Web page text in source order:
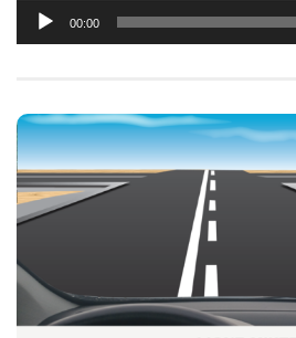
Lecteur
audio
00:00